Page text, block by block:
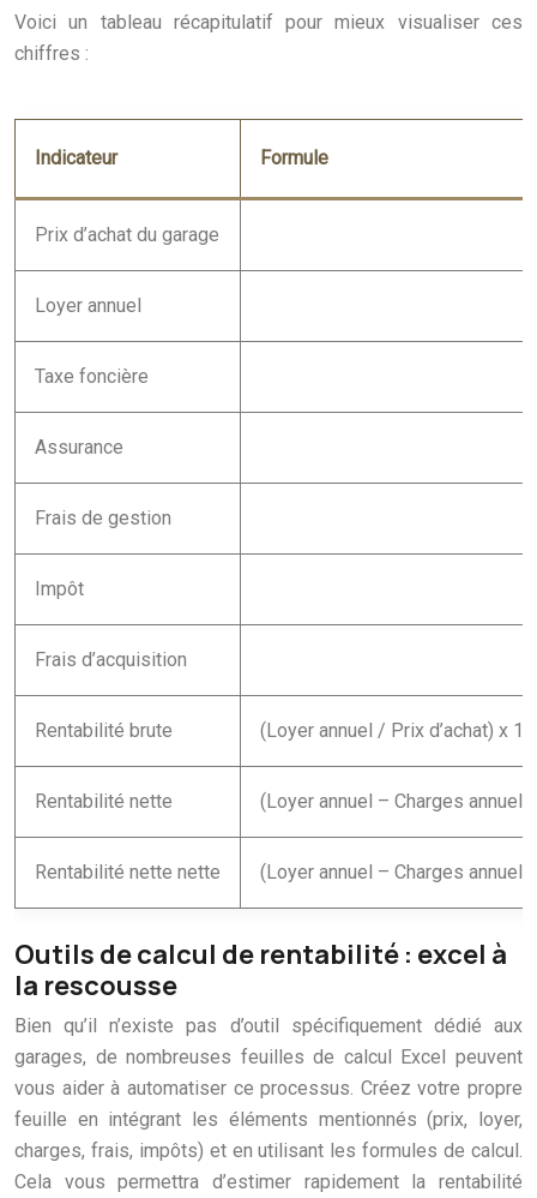
Voici un tableau récapitulatif pour mieux visualiser ces
chiffres :
Indicateur Formule
Prix d’achat du garage
Loyer annuel
Taxe foncière
Assurance
Frais de gestion
Impôt
Frais d’acquisition
Rentabilité brute (Loyer annuel / Prix d’achat) x
Rentabilité nette (Loyer annuel – Charges
Rentabilité nette nette (Loyer annuel – Charges
Outils de calcul de rentabilité : excel à
la rescousse
Bien qu’il n’existe pas d’outil spécifiquement dédié aux
garages, de nombreuses feuilles de calcul Excel peuvent
vous aider à automatiser ce processus. Créez votre propre
feuille en intégrant les éléments mentionnés (prix, loyer,
charges, frais, impôts) et en utilisant les formules de calcul.
Cela vous permettra d’estimer rapidement la rentabilité